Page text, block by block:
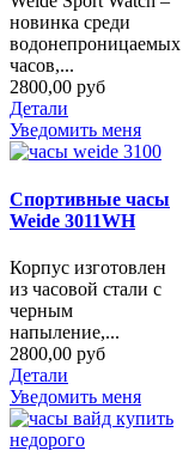
новинка среди
водонепроницаемых
часов,...
2800,00 руб
Детали
Уведомить меня
Спортивные часы
Weide 3011WH
Корпус изготовлен
из часовой стали с
черным
напыление,...
2800,00 руб
Детали
Уведомить меня